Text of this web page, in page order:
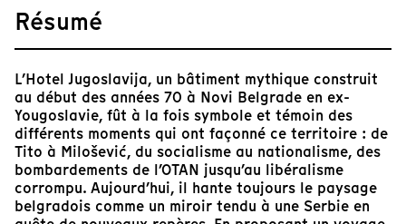
Résumé
L’Hotel Jugoslavija, un bâtiment mythique construit
au début des années 70 à Novi Belgrade en ex-
Yougoslavie, fût à la fois symbole et témoin des
différents moments qui ont façonné ce territoire : de
Tito à Milošević, du socialisme au nationalisme, des
bombardements de l’OTAN jusqu’au libéralisme
corrompu. Aujourd’hui, il hante toujours le paysage
belgradois comme un miroir tendu à une Serbie en